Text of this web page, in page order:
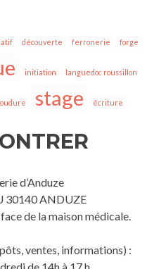
découverte ferronerie forge
initiation languedoc roussillon
stage écriture
d’Anduze
30140 ANDUZE
de la maison médicale.
ventes, informations) :